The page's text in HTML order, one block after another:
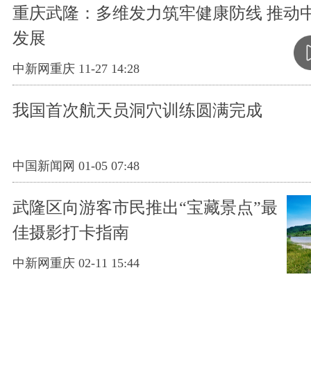
重庆武隆：多维发力筑牢健康防线 推动
发展
中新网重庆 11-27 14:28
我国首次航天员洞穴训练圆满完成
中国新闻网 01-05 07:48
武隆区向游客市民推出“宝藏景点”最
佳摄影打卡指南
中新网重庆 02-11 15:44